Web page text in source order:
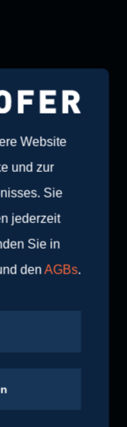
Website
und zur
Sie
jederzeit
Sie in
denAGBs.